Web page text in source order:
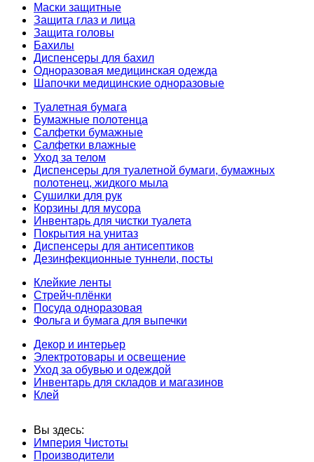
Маски защитные
Защита глаз и лица
Защита головы
Бахилы
Диспенсеры для бахил
Одноразовая медицинская одежда
Шапочки медицинские одноразовые
Туалетная бумага
Бумажные полотенца
Салфетки бумажные
Салфетки влажные
Уход за телом
Диспенсеры для туалетной бумаги, бумажных
полотенец, жидкого мыла
Сушилки для рук
Корзины для мусора
Инвентарь для чистки туалета
Покрытия на унитаз
Диспенсеры для антисептиков
Дезинфекционные туннели, посты
Клейкие ленты
Стрейч-плёнки
Посуда одноразовая
Фольга и бумага для выпечки
Декор и интерьер
Электротовары и освещение
Уход за обувью и одеждой
Инвентарь для складов и магазинов
Клей
Вы здесь:
Империя Чистоты
Производители